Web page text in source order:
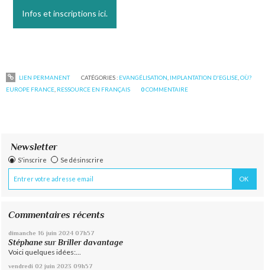
Newsletter
S'inscrire Se désinscrire
Commentaires récents
dimanche 16 juin 2024 07h57
Stéphane surBriller davantage
Voici quelques idées:...
vendredi 02 juin 2023 09h57
Infos et inscriptions ici.
LIEN PERMANENT CATÉGORIES : EVANGÉLISATION IMPLANTATION D'EGLISE, OÙ?
EUROPE FRANCE RESSOURCE EN FRANÇAIS 0COMMENTAIRE